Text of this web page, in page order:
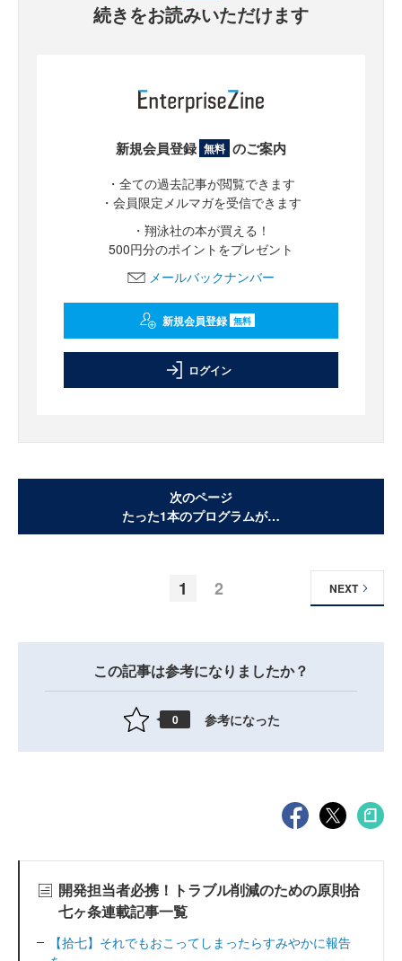
続きをお読みいただけます
新規会員登録 無料 のご案内
・全ての過去記事が閲覧できます
・会員限定メルマガを受信できます
・翔泳社の本が買える！
500円分のポイントをプレゼント
メールバックナンバー
新規会員登録 無料
ログイン
次のページ
たった1本のプログラムが…
1 2 NEXT
この記事は参考になりましたか？
0 参考になった
開発担当者必携！トラブル削減のための原則拾
七ヶ条連載記事一覧
【拾七】それでもおこってしまったらすみやかに報告